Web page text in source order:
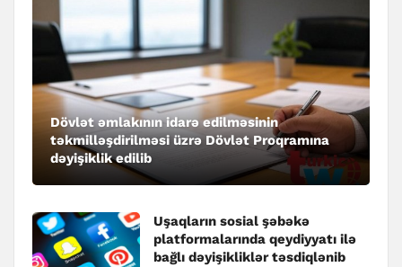
Dövlət əmlakının idarə edilməsinin
təkmilləşdirilməsi üzrə Dövlət Proqramına
dəyişiklik edilib
Uşaqların sosial şəbəkə
platformalarında qeydiyyatı ilə
bağlı dəyişikliklər təsdiqlənib